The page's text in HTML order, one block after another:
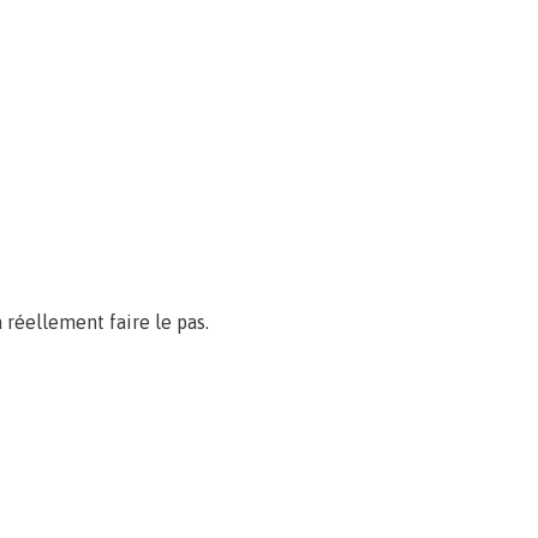
réellement faire le pas.